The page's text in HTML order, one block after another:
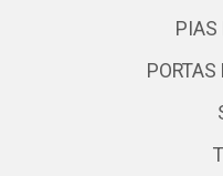
PIAS
PORTAS